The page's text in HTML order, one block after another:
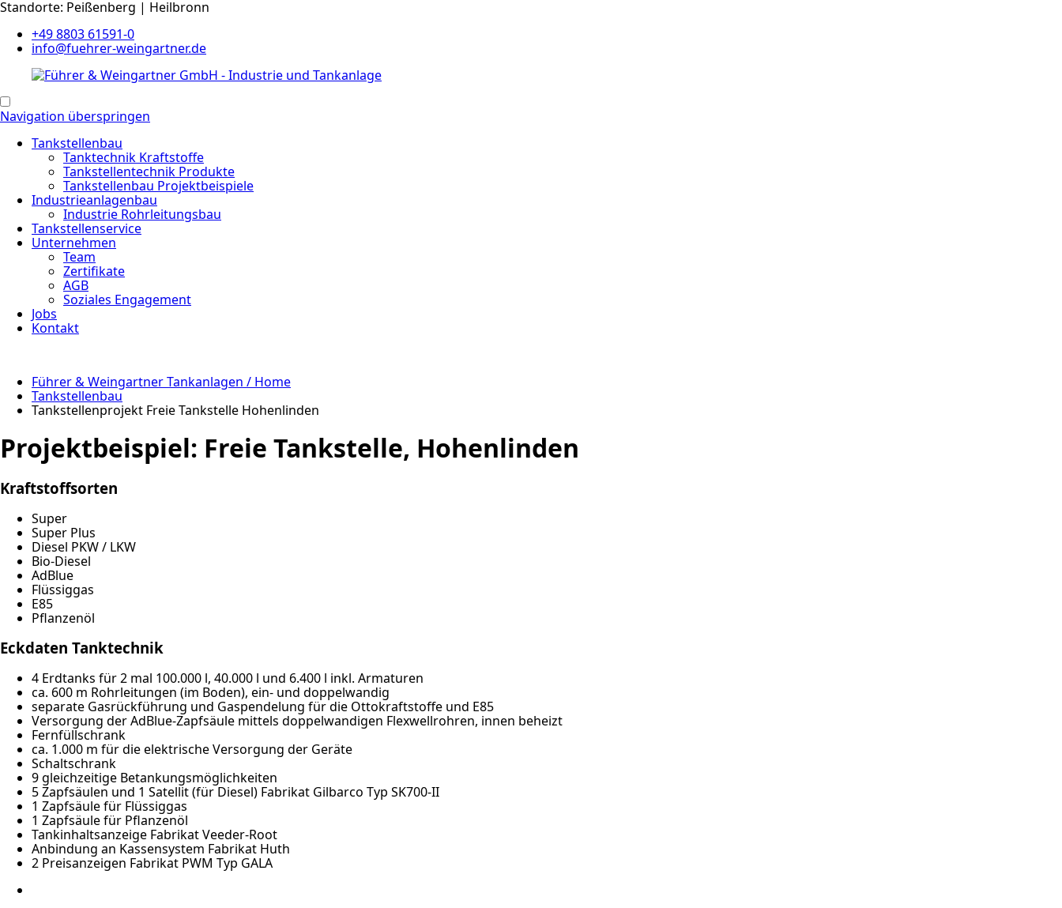
Standorte: Peißenberg | Heilbronn
+49 8803 61591-0
info@fuehrer-weingartner.de
Navigation überspringen
Tankstellenbau
Tanktechnik Kraftstoffe
Tankstellentechnik Produkte
Tankstellenbau Projektbeispiele
Industrieanlagenbau
Industrie Rohrleitungsbau
Tankstellenservice
Unternehmen
Team
Zertifikate
AGB
Soziales Engagement
Jobs
Kontakt
Führer & Weingartner Tankanlagen / Home
Tankstellenbau
Tankstellenprojekt Freie Tankstelle Hohenlinden
Projektbeispiel: Freie Tankstelle, Hohenlinden
Kraftstoffsorten
Super
Super Plus
Diesel PKW / LKW
Bio-Diesel
AdBlue
Flüssiggas
E85
Pflanzenöl
Eckdaten Tanktechnik
4 Erdtanks für 2 mal 100.000 l, 40.000 l und 6.400 l inkl. Armaturen
ca. 600 m Rohrleitungen (im Boden), ein- und doppelwandig
separate Gasrückführung und Gaspendelung für die Ottokraftstoffe und E85
Versorgung der AdBlue-Zapfsäule mittels doppelwandigen Flexwellrohren, innen beheizt
Fernfüllschrank
ca. 1.000 m für die elektrische Versorgung der Geräte
Schaltschrank
9 gleichzeitige Betankungsmöglichkeiten
5 Zapfsäulen und 1 Satellit (für Diesel) Fabrikat Gilbarco Typ SK700-II
1 Zapfsäule für Flüssiggas
1 Zapfsäule für Pflanzenöl
Tankinhaltsanzeige Fabrikat Veeder-Root
Anbindung an Kassensystem Fabrikat Huth
2 Preisanzeigen Fabrikat PWM Typ GALA